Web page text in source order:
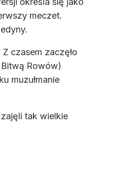
meczet.
czasem zaczęło
Rowów)
muzułmanie
tak wielkie